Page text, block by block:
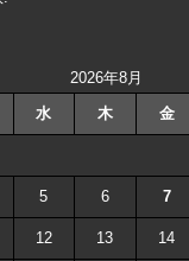
2026年8月
水 木 金
5 6 7
12 13 14